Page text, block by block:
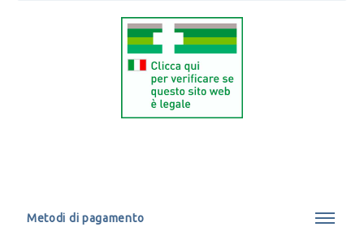
Metodi di pagamento